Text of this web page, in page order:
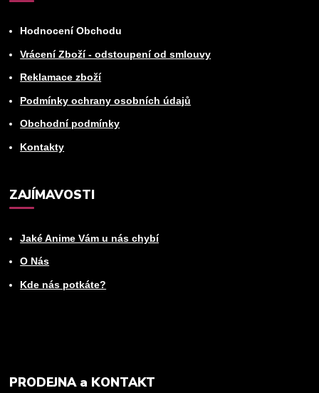
Hodnocení Obchodu
Vrácení Zboží - odstoupení od smlouvy
Reklamace zboží
Podmínky ochrany osobních údajů
Obchodní podmínky
Kontakty
ZAJÍMAVOSTI
Jaké Anime Vám u nás chybí
O Nás
Kde nás potkáte?
PRODEJNA a KONTAKT